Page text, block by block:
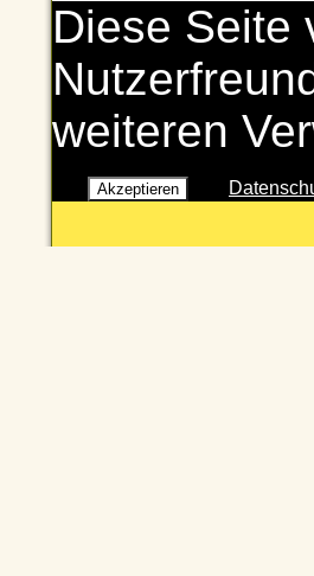
Diese Seite
weiteren
Akzeptieren